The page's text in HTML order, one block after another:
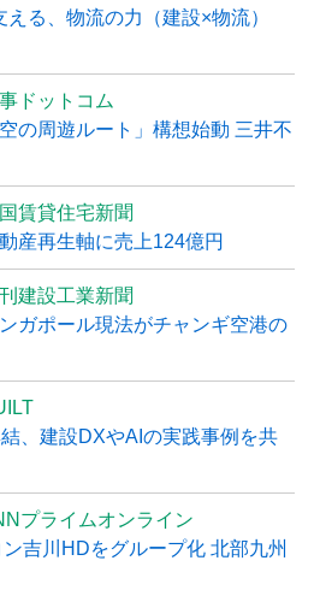
る、物流の力（建設×物流）
ドットコム
の周遊ルート」構想始動 三井不
賃貸住宅新聞
産再生軸に売上124億円
建設工業新聞
ガポール現法がチャンギ空港の
、建設DXやAIの実践事例を共
プライムオンライン
吉川HDをグループ化 北部九州